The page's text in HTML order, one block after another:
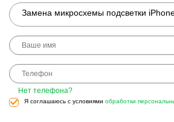
Замена микросхемы подсветки
Нет телефона?
Я соглашаюсь с условиями обработки